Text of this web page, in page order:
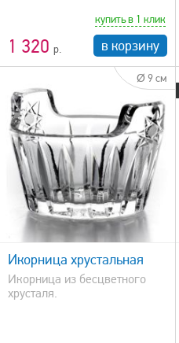
1 320
купить в 1 клик
в корзину
Ø 9 см
Икорница хрустальная
Икорница из бесцветного
хрусталя.
быстрый просмотр